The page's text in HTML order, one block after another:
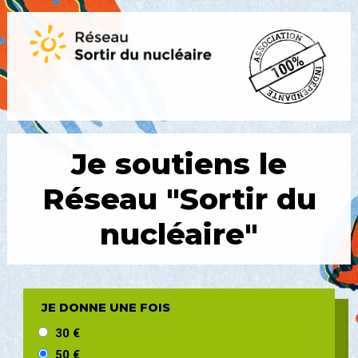
Je soutiens le
Réseau "Sortir du
nucléaire"
JE DONNE UNE FOIS
30 €
50 €